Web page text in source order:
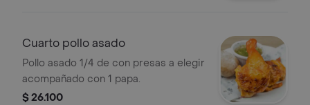
Cuarto pollo asado
Pollo asado 1/4 de con presas a elegir
acompañado con 1 papa.
$ 26.100